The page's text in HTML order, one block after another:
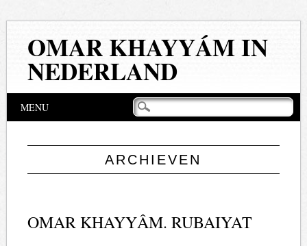
OMAR KHAYYÁM IN
NEDERLAND
Hoofdmenu
springen
MENU
ARCHIEVEN
OMAR KHAYYÂM. RUBAIYAT